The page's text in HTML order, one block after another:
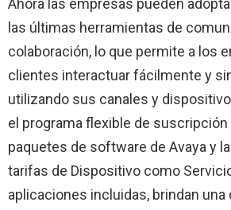
las últimas herramientas de
colaboración, lo que permite a los
clientes interactuar fácilmente y
utilizando sus canales y
el programa flexible de suscripción
paquetes de software de Avaya y
tarifas de Dispositivo como
aplicaciones incluidas, brindan